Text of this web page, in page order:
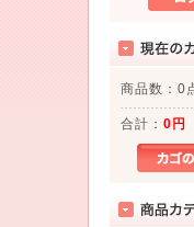
商品数：0
合計： 0円